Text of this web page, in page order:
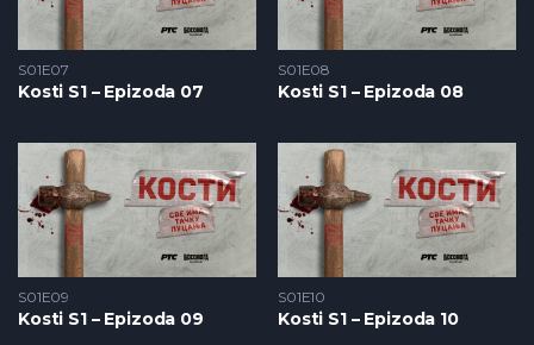
S01E07
Kosti S1 – Epizoda 07
S01E08
Kosti S1 – Epizoda 08
S01E09
Kosti S1 – Epizoda 09
S01E10
Kosti S1 – Epizoda 10